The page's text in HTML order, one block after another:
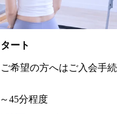
ート
希望の方へはご入会手続
45分程度